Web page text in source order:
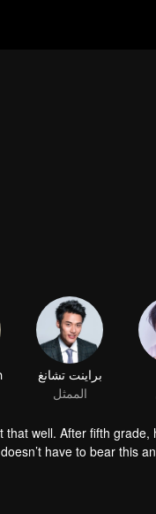
براينت تشانغ
الممثل
well. After fifth
have to bear this
Shide in the PK contest
because of cramp.